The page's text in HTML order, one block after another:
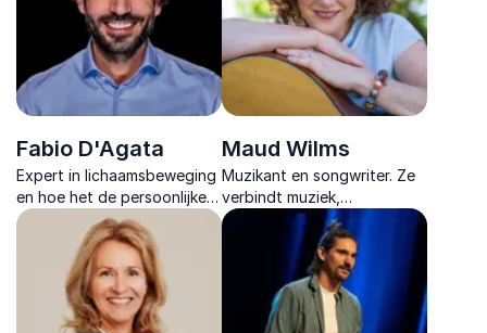
Fabio D'Agata
Expert in lichaamsbeweging
en hoe het de persoonlijke
groei kan bevorderen in het
dagelijkse leven.
Maud Wilms
Muzikant en songwriter. Ze
verbindt muziek,
persoonlijke verhalen en
inclusie in inspirerende
lezingen die raken en
aanzetten tot actie.